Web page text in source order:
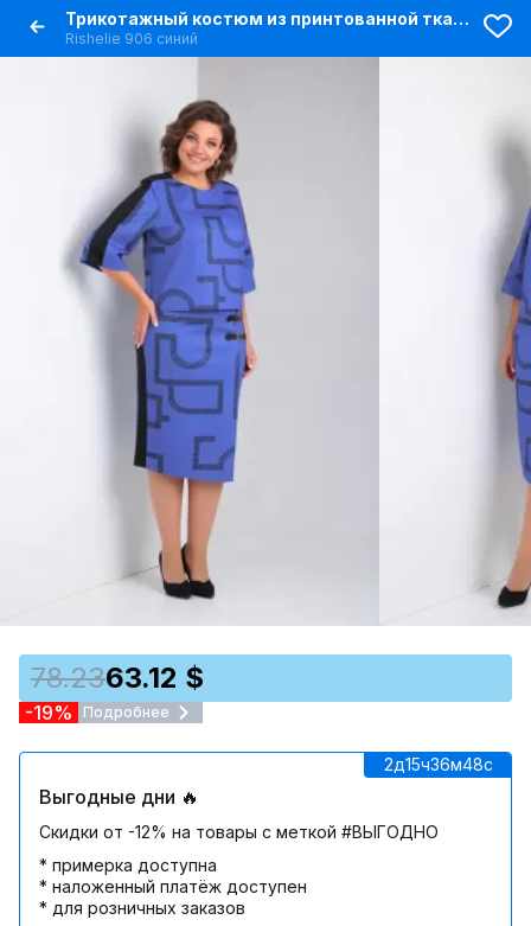
Трикотажный костюм из принтованной ткани с юбкой и блузой
Rishelie 906 синий
78.2363.12 $
-19% Подробнее
2д15ч36м48c
Выгодные дни 🔥
Скидки от -12% на товары с меткой #ВЫГОДНО
* примерка доступна
* наложенный платёж доступен
* для розничных заказов